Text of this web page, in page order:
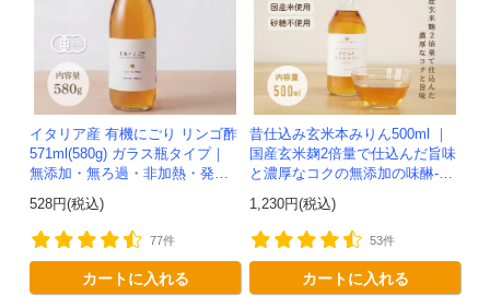
イタリア産 有機にごり リンゴ酢
571ml(580g) ガラス瓶タイプ｜
無添加・無ろ過・非加熱・発酵
助剤不使用のアップルサイダー
ビネガー -かわしま屋-
528円(税込)
77件
カートに入れる
昔仕込み玄米本みりん500ml ｜
国産玄米麹2倍量で仕込んだ旨味
と濃厚なコクの無添加の味醂-か
わしま屋-
1,230円(税込)
53件
カートに入れる